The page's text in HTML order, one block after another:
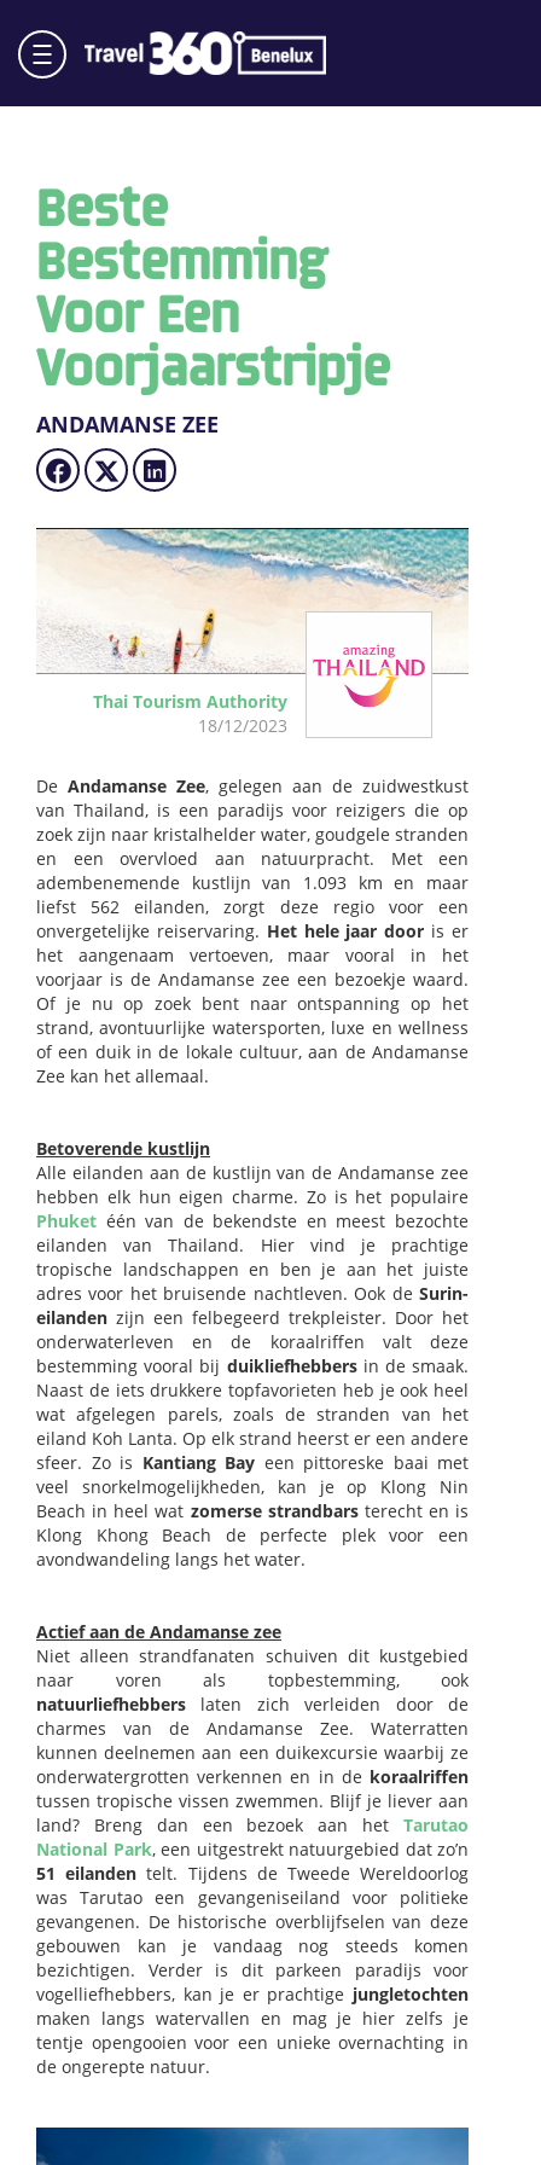
Beste
Bestemming
Voor Een
Voorjaarstripje
ANDAMANSE ZEE
Thai Tourism Authority
18/12/2023
De Andamanse Zee, gelegen aan de zuidwestkust
van Thailand, is een paradijs voor reizigers die op
zoek zijn naar kristalhelder water, goudgele stranden
en een overvloed aan natuurpracht. Met een
adembenemende kustlijn van 1.093 km en maar
liefst 562 eilanden, zorgt deze regio voor een
onvergetelijke reiservaring. Het hele jaar door is er
het aangenaam vertoeven, maar vooral in het
voorjaar is de Andamanse zee een bezoekje waard.
Of je nu op zoek bent naar ontspanning op het
strand, avontuurlijke watersporten, luxe en wellness
of een duik in de lokale cultuur, aan de Andamanse
Zee kan het allemaal.
Betoverende kustlijn
Alle eilanden aan de kustlijn van de Andamanse zee
hebben elk hun eigen charme. Zo is het populaire
Phuket één van de bekendste en meest bezochte
eilanden van Thailand. Hier vind je prachtige
tropische landschappen en ben je aan het juiste
adres voor het bruisende nachtleven. Ook de Surin-
eilanden zijn een felbegeerd trekpleister. Door het
onderwaterleven en de koraalriffen valt deze
bestemming vooral bij duikliefhebbersin de smaak.
Naast de iets drukkere topfavorieten heb je ook heel
wat afgelegen parels, zoals de stranden van het
eiland Koh Lanta. Op elk strand heerst er een andere
sfeer. Zo is Kantiang Bay een pittoreske baai met
veel snorkelmogelijkheden, kan je op Klong Nin
Beach in heel wat zomerse strandbarsterecht en is
Klong Khong Beach de perfecte plek voor een
avondwandeling langs het water.
Actief aan de Andamanse zee
Niet alleen strandfanaten schuiven dit kustgebied
naar voren als topbestemming, ook
natuurliefhebbers laten zich verleiden door de
charmes van de Andamanse Zee. Waterratten
kunnen deelnemen aan een duikexcursie waarbij ze
onderwatergrotten verkennen en in de koraalriffen
tussen tropische vissen zwemmen. Blijf je liever aan
land? Breng dan een bezoek aan het Tarutao
National Park, een uitgestrekt natuurgebied dat zo’n
51 eilanden telt. Tijdens de Tweede Wereldoorlog
was Tarutao een gevangeniseiland voor politieke
gevangenen. De historische overblijfselen van deze
gebouwen kan je vandaag nog steeds komen
bezichtigen. Verder is dit parkeen paradijs voor
vogelliefhebbers, kan je er prachtige jungletochten
maken langs watervallen en mag je hier zelfs je
tentje opengooien voor een unieke overnachting in
de ongerepte natuur.